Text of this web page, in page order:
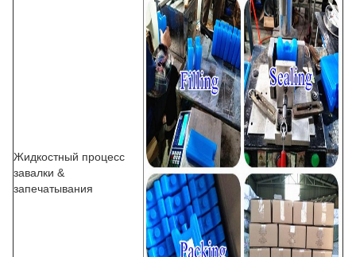
Жидкостный процесс
завалки &
запечатывания